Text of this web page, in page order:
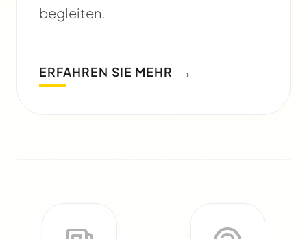
begleiten.
ERFAHREN SIE MEHR →